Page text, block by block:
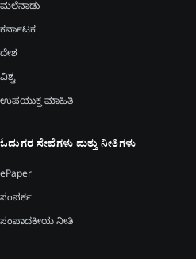
ಮಲೆನಾಡು
ಕರ್ನಾಟಕ
ದೇಶ
ವಿಶ್ವ
ಉಪಯುಕ್ತ ಮಾಹಿತಿ
ಓದುಗರ ಸೇವೆಗಳು ಮತ್ತು ನೀತಿಗಳು
ePaper
ಸಂಪರ್ಕ
ಸಂಪಾದಕೀಯ ನೀತಿ